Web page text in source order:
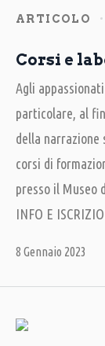
ARTICOLO
Corsi e
Agli
particolare, al
della
corsi di
presso il Museo
INFO E
8 Gennaio 2023